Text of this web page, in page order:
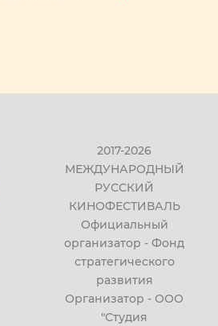
2017-2026
МЕЖДУНАРОДНЫЙ
РУССКИЙ
КИНОФЕСТИВАЛЬ
Официальный
организатор - Фонд
стратегического
развития
Организатор - ООО
"Студия